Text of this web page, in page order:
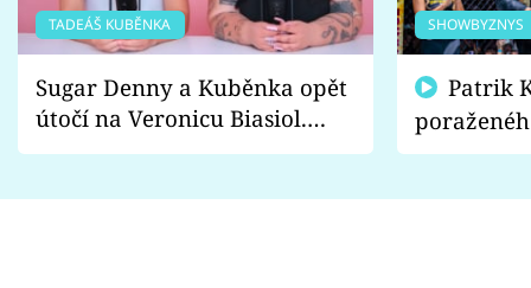
TADEÁŠ KUBĚNKA
Sugar Denny a Kuběnka opět
útočí na Veronicu Biasiol.
Proč je podle nich falešná a
SHOWBYZNYS
fanoušci